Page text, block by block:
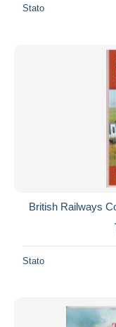
Stato
British Railways
Stato